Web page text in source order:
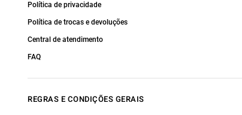
Política de privacidade
Política de trocas e devoluções
Central de atendimento
FAQ
REGRAS E CONDIÇÕES GERAIS